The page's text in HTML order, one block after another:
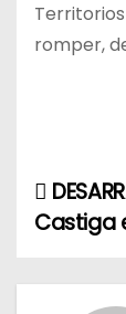
romper,
N
v
Castiga